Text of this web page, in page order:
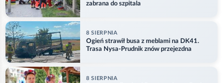
zabrana do szpitala
8 SIERPNIA
Ogień strawił busa z meblami na DK41.
Trasa Nysa-Prudnik znów przejezdna
8 SIERPNIA